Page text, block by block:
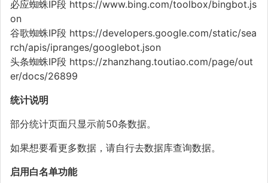
必应蜘蛛IP段 https://www.bing.com/toolbox/bingbot.js
on
谷歌蜘蛛IP段 https://developers.google.com/static/sea
rch/apis/ipranges/googlebot.json
头条蜘蛛IP段 https://zhanzhang.toutiao.com/page/out
er/docs/26899
统计说明
部分统计页面只显示前50条数据。
如果想要看更多数据，请自行去数据库查询数据。
启用白名单功能